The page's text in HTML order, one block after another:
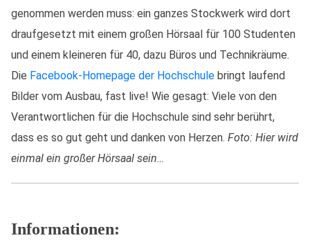
genommen werden muss: ein ganzes Stockwerk wird dort
draufgesetzt mit einem großen Hörsaal für 100 Studenten
und einem kleineren für 40, dazu Büros und Technikräume.
Die Facebook-Homepage der Hochschule bringt laufend
Bilder vom Ausbau, fast live! Wie gesagt: Viele von den
Verantwortlichen für die Hochschule sind sehr berührt,
dass es so gut geht und danken von Herzen. Foto: Hier wird
einmal ein großer Hörsaal sein…
Informationen: